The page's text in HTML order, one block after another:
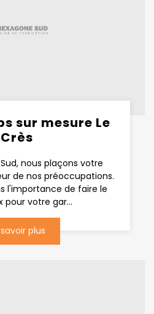
sur mesure Le
Crès
nous plaçons votre
de nos préoccupations.
l'importance de faire le
pour votre gar...
plus